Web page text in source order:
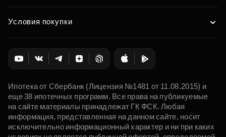
Условия покупки
Ипотека от Сбербанк (Лицензия №1481 от 11.08.2015) и
еще 38 ипотечных программ. Все права на публикуемые
на сайте материалы принадлежат ГК ФСК. Любая
информация, представленная на данном сайте, носит
исключительно информационный характер и ни при каких